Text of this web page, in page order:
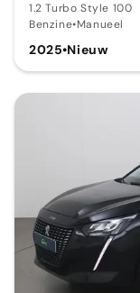
1.2 Turbo Style 100
Benzine•Manueel
2025•Nieuw